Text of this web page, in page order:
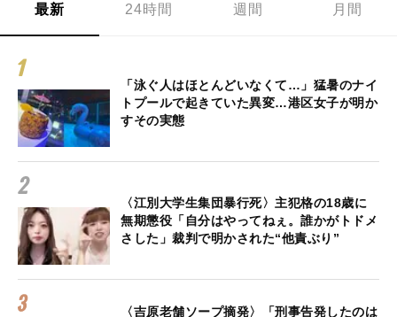
最新 24時間 週間 月間
「泳ぐ人はほとんどいなくて…」猛暑のナイ
トプールで起きていた異変…港区女子が明か
すその実態
〈江別大学生集団暴行死〉主犯格の18歳に
無期懲役「自分はやってねぇ。誰かがトドメ
さした」裁判で明かされた“他責ぶり”
〈吉原老舗ソープ摘発〉「刑事告発したのは